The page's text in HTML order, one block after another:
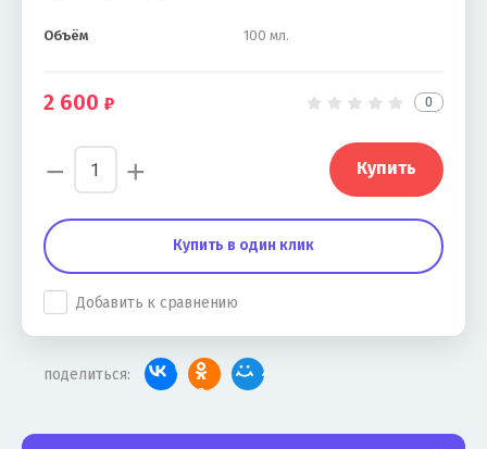
Объём 100 мл.
2 600 0
− + Купить
Купить в один клик
Добавить к сравнению
поделиться: